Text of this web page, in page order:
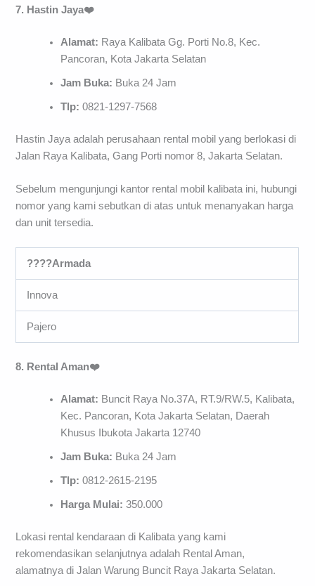
7. Hastin Jaya❤️
Alamat: Raya Kalibata Gg. Porti No.8, Kec.
Pancoran, Kota Jakarta Selatan
Jam Buka: Buka 24 Jam
Tlp: 0821-1297-7568
Hastin Jaya adalah perusahaan rental mobil yang berlokasi di
Jalan Raya Kalibata, Gang Porti nomor 8, Jakarta Selatan.
Sebelum mengunjungi kantor rental mobil kalibata ini, hubungi
nomor yang kami sebutkan di atas untuk menanyakan harga
dan unit tersedia.
????Armada
Innova
Pajero
8. Rental Aman❤️
Alamat: Buncit Raya No.37A, RT.9/RW.5, Kalibata,
Kec. Pancoran, Kota Jakarta Selatan, Daerah
Khusus Ibukota Jakarta 12740
Jam Buka: Buka 24 Jam
Tlp: 0812-2615-2195
Harga Mulai:350.000
Lokasi rental kendaraan di Kalibata yang kami
rekomendasikan selanjutnya adalah Rental Aman,
alamatnya di Jalan Warung Buncit Raya Jakarta Selatan.